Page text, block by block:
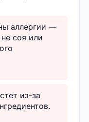
аллергии —
соя или
из-за